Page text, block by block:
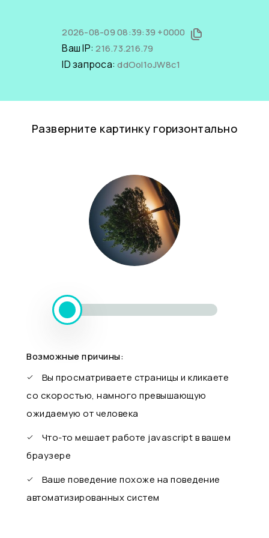
2026-08-09 08:39:39 +0000
Ваш IP:216.73.216.79
ID запроса:ddOoI1oJW8c1
Разверните картинку горизонтально
Возможные причины:
Вы просматриваете страницы и кликаете
со скоростью, намного превышающую
ожидаемую от человека
Что-то мешает работе javascript в вашем
браузере
Ваше поведение похоже на поведение
автоматизированных систем